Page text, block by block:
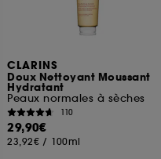
CLARINS
Doux Nettoyant Moussant
Hydratant
Peaux normales à sèches
110
29,90€
23,92€ / 100ml